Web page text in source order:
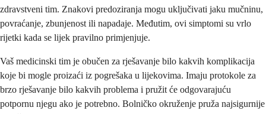
zdravstveni tim. Znakovi predoziranja mogu uključivati jaku mučninu,
povraćanje, zbunjenost ili napadaje. Međutim, ovi simptomi su vrlo
rijetki kada se lijek pravilno primjenjuje.
Vaš medicinski tim je obučen za rješavanje bilo kakvih komplikacija
koje bi mogle proizaći iz pogrešaka u lijekovima. Imaju protokole za
brzo rješavanje bilo kakvih problema i pružit će odgovarajuću
potpornu njegu ako je potrebno. Bolničko okruženje pruža najsigurnije